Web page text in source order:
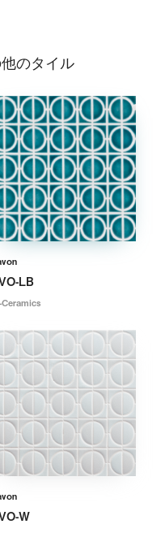
のタイル
LB
Ceramics
W